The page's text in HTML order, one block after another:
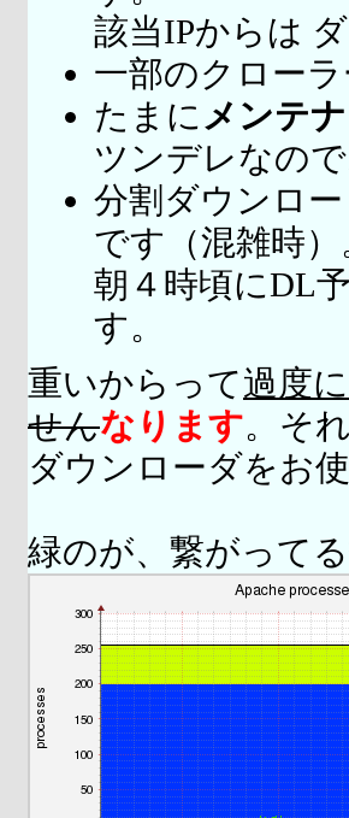
該当IPからは
一部のクロー
たまに メンテ
ツンデレなので
分割ダウンロ
です（混雑時）
朝４時頃にDL
す。
重いからって過度
せんなります。そ
ダウンローダをお
緑のが、繋がってる